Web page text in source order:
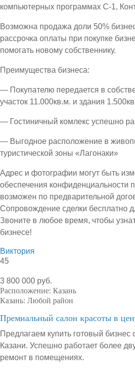
компьютерных программах С-1,
Возможна продажа доли 50%
рассрочка оплаты при покупке
помогать новому собственнику.
Преимущества бизнеса:
— Покупателю передается в
участок 11.000кв.м. и здания
— Гостиничный комлекс успешно
— Выгодное расположение в
туристической зоны «Лагонаки»
Адрес и фотографии могут быть
обеспечения конфиденциальности
возможен по предварительной
Сопровождение сделки бесплатно
Звоните в любое время, чтобы
бизнесе!
Виктория
45
3 800 000 руб.
Расположение: Казань
Казань: Любой район
Премиальный салон красоты в
Предлагаем купить готовый бизнес
Казани. Успешно работает более
ремонт в помещениях.